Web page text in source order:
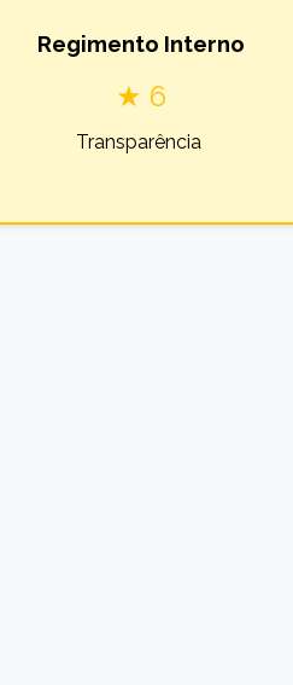
Regimento Interno
★ 6
Transparência